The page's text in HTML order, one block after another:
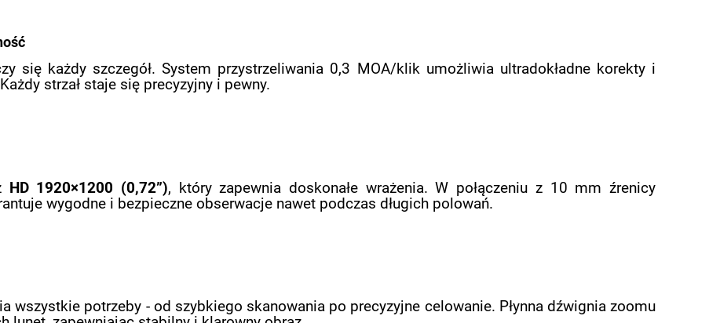
się każdy szczegół. System przystrzeliwania 0,3 MOA/klik umożliwia ultradokładne korekty i
strzał staje się precyzyjny i pewny.
HD 1920×1200 (0,72”), który zapewnia doskonałe wrażenia. W połączeniu z 10 mm źrenicy
wygodne i bezpieczne obserwacje nawet podczas długich polowań.
wszystkie potrzeby - od szybkiego skanowania po precyzyjne celowanie. Płynna dźwignia zoomu